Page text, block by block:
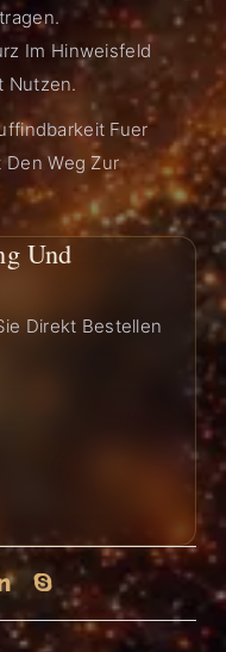
Im Hinweisfeld
Nutzen.
Fuer
Weg Zur
Und
Direkt Bestellen